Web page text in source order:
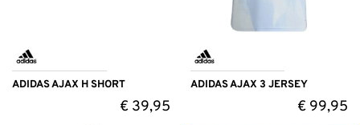
ADIDAS AJAX H SHORT
€39,95
ADIDAS AJAX 3 JERSEY
€ 99,95